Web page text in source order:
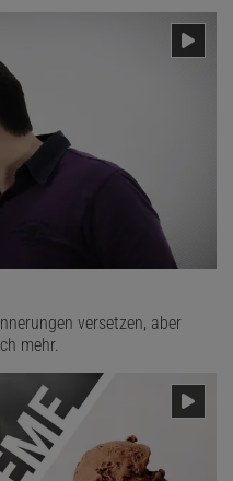
versetzen, aber
mehr.